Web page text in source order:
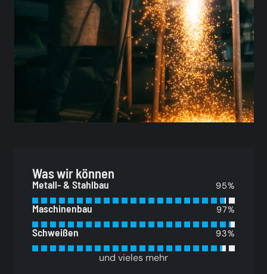
Was wir können
Metall- & Stahlbau 95%
Maschinenbau 97%
Schweißen 93%
und vieles mehr